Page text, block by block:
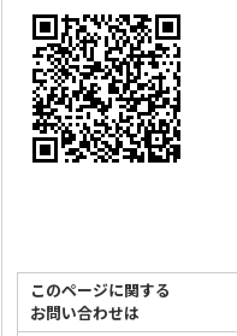
このページに関する
お問い合わせは